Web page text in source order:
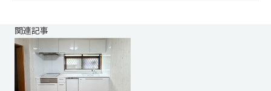
関連記事